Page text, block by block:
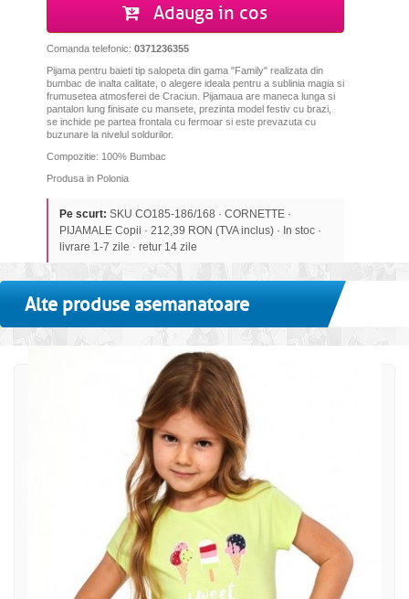
Adauga in cos
Comanda telefonic: 0371236355
Pijama pentru baieti tip salopeta din gama "Family" realizata din
bumbac de inalta calitate, o alegere ideala pentru a sublinia magia si
frumusetea atmosferei de Craciun. Pijamaua are maneca lunga si
pantalon lung finisate cu mansete, prezinta model festiv cu brazi,
se inchide pe partea frontala cu fermoar si este prevazuta cu
buzunare la nivelul soldurilor.
Compozitie: 100% Bumbac
Produsa in Polonia
Pe scurt: SKU CO185-186/168 · CORNETTE ·
PIJAMALE Copii · 212,39 RON (TVA inclus) · In stoc ·
livrare 1-7 zile · retur 14 zile
Alte produse asemanatoare